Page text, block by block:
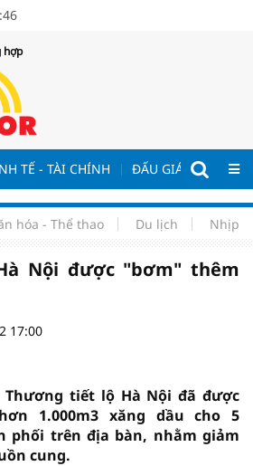
hợp
TẾ - TÀI CHÍNH ĐẤU GIÁ - ĐẤU
hóa - Thể thao Du lịch Nhịp
Nội được "bơm" thêm
17:00
Thương tiết lộ Hà Nội đã được
1.000m3 xăng dầu cho 5
phối trên địa bàn, nhằm giảm
cung.